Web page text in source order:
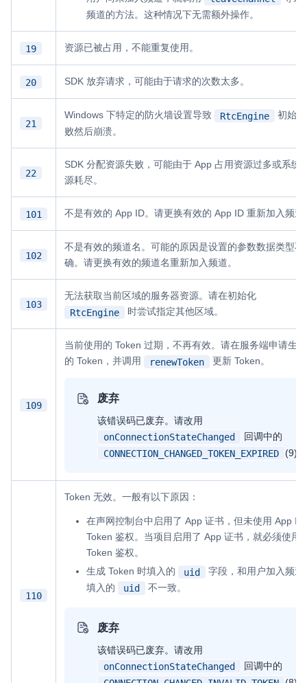
频道的方法。这种情况下无需额外操作。
19 资源已被占用，不能重复使用。
20 SDK 放弃请求，可能由于请求的次数太多。
21
Windows 下特定的防火墙设置导致 RtcEngine
初始
败然后崩溃。
22
SDK 分配资源失败，可能由于 App 占用资源过多或系统
源耗尽。
101 不是有效的 App ID。请更换有效的 App ID 重新加入频道
102
不是有效的频道名。可能的原因是设置的参数数据类型不
确。请更换有效的频道名重新加入频道。
103
无法获取当前区域的服务器资源。请在初始化
RtcEngine
时尝试指定其他区域。
109
当前使用的 Token 过期，不再有效。请在服务端申请生
的 Token，并调用
renewToken 更新 Token。
废弃
该错误码已废弃。请改用
onConnectionStateChanged
回调中的
CONNECTION_CHANGED_TOKEN_EXPIRED
(9)。
110
Token 无效。一般有以下原因：
在声网控制台中启用了 App 证书，但未使用 App ID
Token 鉴权。当项目启用了 App 证书，就必须使用
Token 鉴权。
生成 Token 时填入的
uid
字段，和用户加入频道
填入的
uid 不一致。
废弃
该错误码已废弃。请改用
onConnectionStateChanged
回调中的